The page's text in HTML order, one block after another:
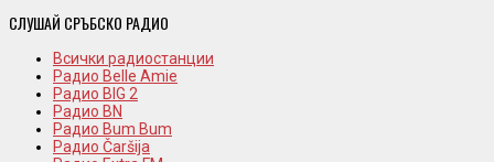
СЛУШАЙ СРЪБСКО РАДИО
Всички радиостанции
Радио Belle Amie
Радио BIG 2
Радио BN
Радио Bum Bum
Радио Čaršija